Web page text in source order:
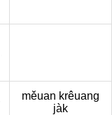
měuan krêuang
jàk